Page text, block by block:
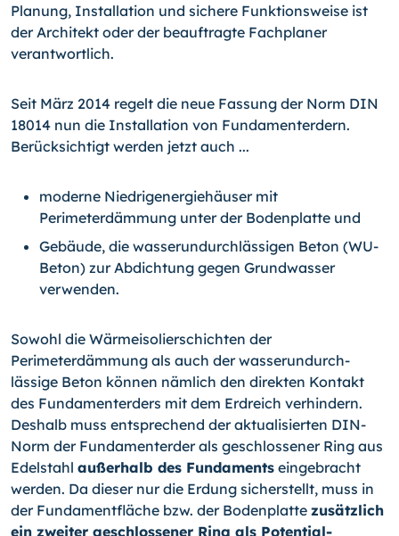
Planung, Installation und sichere Funktionsweise ist
der Architekt oder der beauftragte Fachplaner
verantwortlich.
Seit März 2014 regelt die neue Fassung der Norm DIN
18014 nun die Installation von Fundamenterdern.
Berücksichtigt werden jetzt auch ...
moderne Niedrigenergiehäuser mit
Perimeterdämmung unter der Bodenplatte und
Gebäude, die wasserundurchlässigen Beton (WU-
Beton) zur Abdichtung gegen Grundwasser
verwenden.
Sowohl die Wärmeisolierschichten der
Perimeterdämmung als auch der wasserundurch­
lässige Beton können nämlich den direkten Kontakt
des Fundamenterders mit dem Erd­reich verhindern.
Deshalb muss entsprechend der aktualisierten DIN-
Norm der Funda­menterder als geschlossener Ring aus
Edelstahl außerhalb des Fundaments einge­bracht
werden. Da dieser nur die Erdung sicherstellt, muss in
der Fundamentfläche bzw. der Bodenplatte zusätzlich
ein zweiter geschlossener Ring als Potential­